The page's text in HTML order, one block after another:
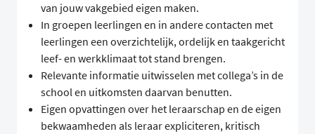
van jouw vakgebied eigen maken.
In groepen leerlingen en in andere contacten met
leerlingen een overzichtelijk, ordelijk en taakgericht
leef- en werkklimaat tot stand brengen.
Relevante informatie uitwisselen met collega’s in de
school en uitkomsten daarvan benutten.
Eigen opvattingen over het leraarschap en de eigen
bekwaamheden als leraar expliciteren, kritisch